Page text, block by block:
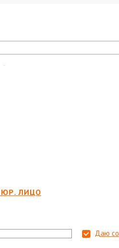
FoxWeld
ЮР. ЛИЦО
Даю